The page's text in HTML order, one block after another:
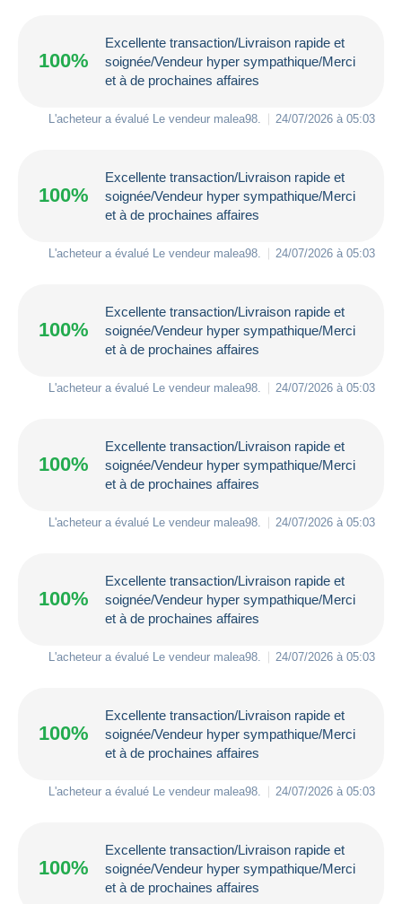
100%
Excellente transaction/Livraison rapide et
soignée/Vendeur hyper sympathique/Merci
et à de prochaines affaires
L'acheteur a évalué Le vendeur malea98 24/07/2026 à 05:03
100%
Excellente transaction/Livraison rapide et
soignée/Vendeur hyper sympathique/Merci
et à de prochaines affaires
L'acheteur a évalué Le vendeur malea98 24/07/2026 à 05:03
100%
Excellente transaction/Livraison rapide et
soignée/Vendeur hyper sympathique/Merci
et à de prochaines affaires
L'acheteur a évalué Le vendeur malea98 24/07/2026 à 05:03
100%
Excellente transaction/Livraison rapide et
soignée/Vendeur hyper sympathique/Merci
et à de prochaines affaires
L'acheteur a évalué Le vendeur malea98 24/07/2026 à 05:03
100%
Excellente transaction/Livraison rapide et
soignée/Vendeur hyper sympathique/Merci
et à de prochaines affaires
L'acheteur a évalué Le vendeur malea98 24/07/2026 à 05:03
100%
Excellente transaction/Livraison rapide et
soignée/Vendeur hyper sympathique/Merci
et à de prochaines affaires
L'acheteur a évalué Le vendeur malea98 24/07/2026 à 05:03
100%
Excellente transaction/Livraison rapide et
soignée/Vendeur hyper sympathique/Merci
et à de prochaines affaires